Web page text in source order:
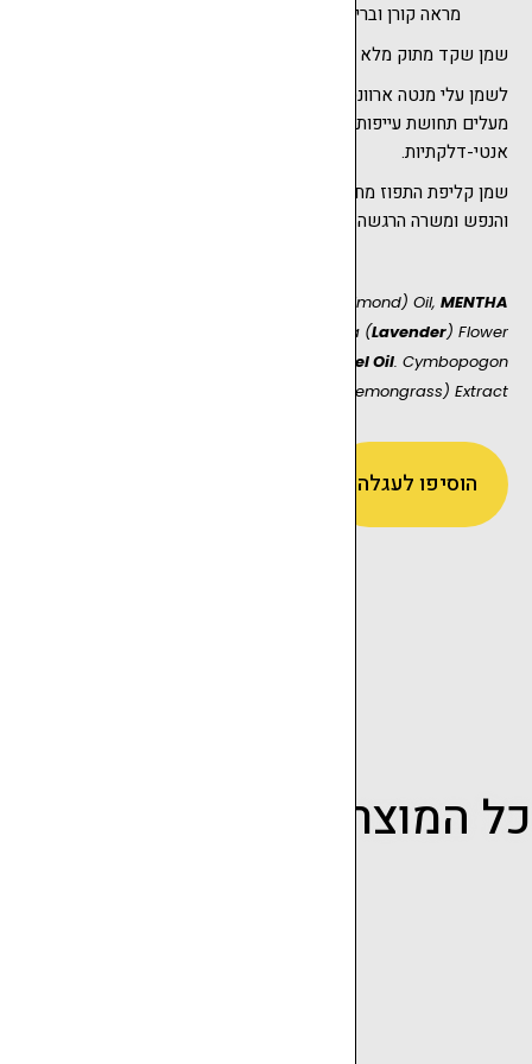
מראה קורן ובריא.
שמן שקד מתוק מלא בויטמינים (A & E) המזין, מרפא ומגן על העור.
לשמן עלי מנטה ארוונסיס ריח מנטה עדין המעניק תחושה קרירה,
מעלים תחושת עייפות, מעורר את מחזור הדם ובעל תכונות
אנטי-דלקתיות.
שמן קליפת התפוז מחזק, מרענן ומעורר את החושים. מרומם את הגוף
והנפש ומשרה הרגשה רגועה ונעימה.
Prunus Amygdalus Dulcis (sweet Almond) Oil, MENTHA
, Lavandula Angustifolia (Lavender) Flower
Orange) Peel Oil. Cymbopogon
Schoenanthus (Lemongrass) Extract.
READ MORE
כל המוצרים